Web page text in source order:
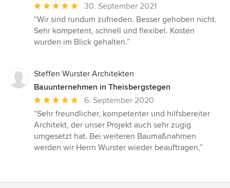
Durchschnittliche
Bewertung:
5
von
30. September 2021
“Wir sind rundum zufrieden. Besser gehoben nicht.
Sehr kompetent, schnell und flexibel. Kosten
wurden im Blick gehalten.”
Steffen Wurster Architekten
Bauunternehmen in Theisbergstegen
Durchschnittliche
Bewertung:
5
von
5
6. September 2020
“Sehr freundlicher, kompetenter und hilfsbereiter
Architekt, der unser Projekt auch sehr zügig
umgesetzt hat. Bei weiteren Baumaßnahmen
werden wir Herrn Wurster wieder beauftragen,”